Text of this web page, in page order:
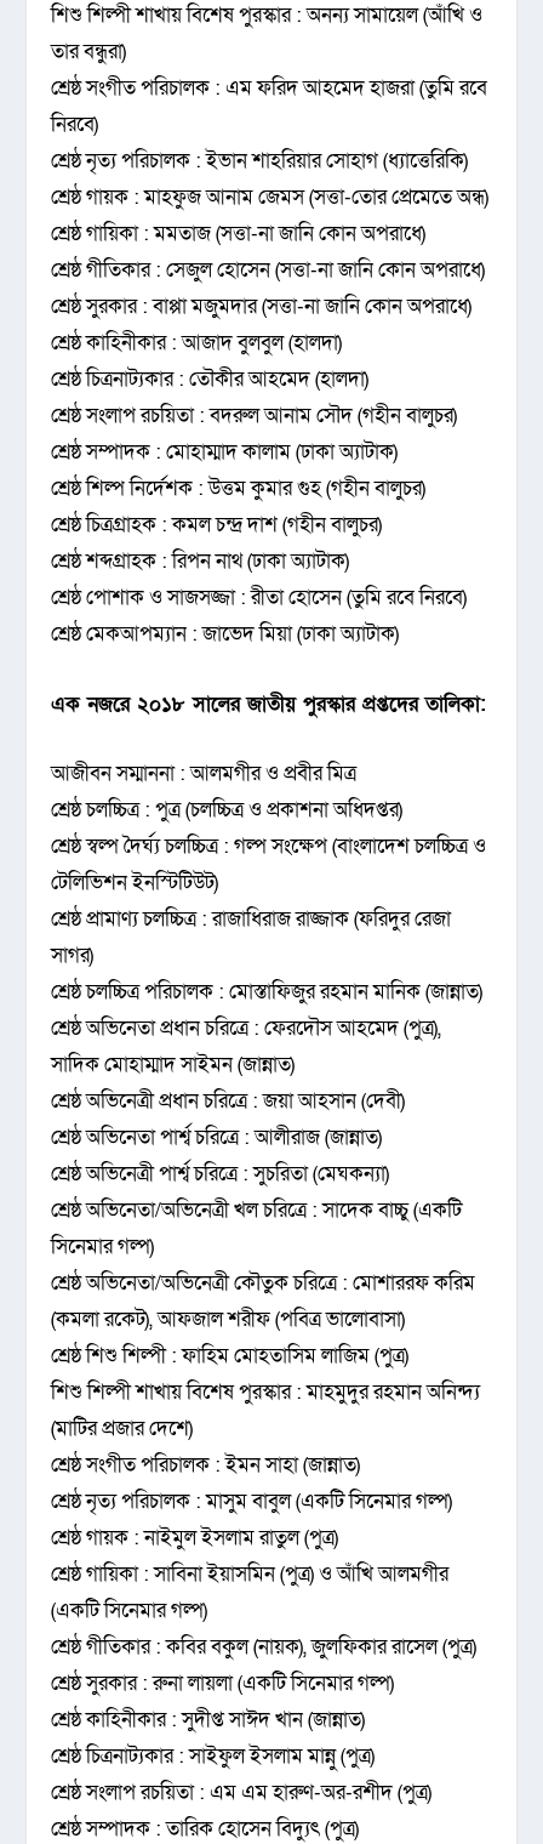
শিশু শিল্পী শাখায় বিশেষ পুরস্কার : অনন্য সামায়েল (আঁখি ও
তার বন্ধুরা)
শ্রেষ্ঠ সংগীত পরিচালক : এম ফরিদ আহমেদ হাজরা (তুমি রবে
নিরবে)
শ্রেষ্ঠ নৃত্য পরিচালক : ইভান শাহরিয়ার সোহাগ (ধ্যাত্তেরিকি)
শ্রেষ্ঠ গায়ক : মাহফুজ আনাম জেমস (সত্তা-তোর প্রেমেতে অন্ধ)
শ্রেষ্ঠ গায়িকা : মমতাজ (সত্তা-না জানি কোন অপরাধে)
শ্রেষ্ঠ গীতিকার : সেজুল হোসেন (সত্তা-না জানি কোন অপরাধে)
শ্রেষ্ঠ সুরকার : বাপ্পা মজুমদার (সত্তা-না জানি কোন অপরাধে)
শ্রেষ্ঠ কাহিনীকার : আজাদ বুলবুল (হালদা)
শ্রেষ্ঠ চিত্রনাট্যকার : তৌকীর আহমেদ (হালদা)
শ্রেষ্ঠ সংলাপ রচয়িতা : বদরুল আনাম সৌদ (গহীন বালুচর)
শ্রেষ্ঠ সম্পাদক : মোহাম্মাদ কালাম (ঢাকা অ্যাটাক)
শ্রেষ্ঠ শিল্প নির্দেশক : উত্তম কুমার গুহ (গহীন বালুচর)
শ্রেষ্ঠ চিত্রগ্রাহক : কমল চন্দ্র দাশ (গহীন বালুচর)
শ্রেষ্ঠ শব্দগ্রাহক : রিপন নাথ (ঢাকা অ্যাটাক)
শ্রেষ্ঠ পোশাক ও সাজসজ্জা : রীতা হোসেন (তুমি রবে নিরবে)
শ্রেষ্ঠ মেকআপম্যান : জাভেদ মিয়া (ঢাকা অ্যাটাক)
এক নজরে ২০১৮ সালের জাতীয় পুরস্কার প্রপ্তদের তালিকা:
আজীবন সম্মাননা : আলমগীর ও প্রবীর মিত্র
শ্রেষ্ঠ চলচ্চিত্র : পুত্র (চলচ্চিত্র ও প্রকাশনা অধিদপ্তর)
শ্রেষ্ঠ স্বল্প দৈর্ঘ্য চলচ্চিত্র : গল্প সংক্ষেপ (বাংলাদেশ চলচ্চিত্র ও
টেলিভিশন ইনস্টিটিউট)
শ্রেষ্ঠ প্রামাণ্য চলচ্চিত্র : রাজাধিরাজ রাজ্জাক (ফরিদুর রেজা
সাগর)
শ্রেষ্ঠ চলচ্চিত্র পরিচালক : মোস্তাফিজুর রহমান মানিক (জান্নাত)
শ্রেষ্ঠ অভিনেতা প্রধান চরিত্রে : ফেরদৌস আহমেদ (পুত্র),
সাদিক মোহাম্মাদ সাইমন (জান্নাত)
শ্রেষ্ঠ অভিনেত্রী প্রধান চরিত্রে : জয়া আহসান (দেবী)
শ্রেষ্ঠ অভিনেতা পার্শ্ব চরিত্রে : আলীরাজ (জান্নাত)
শ্রেষ্ঠ অভিনেত্রী পার্শ্ব চরিত্রে : সুচরিতা (মেঘকন্যা)
শ্রেষ্ঠ অভিনেতা/অভিনেত্রী খল চরিত্রে : সাদেক বাচ্চু (একটি
সিনেমার গল্প)
শ্রেষ্ঠ অভিনেতা/অভিনেত্রী কৌতুক চরিত্রে : মোশাররফ করিম
(কমলা রকেট), আফজাল শরীফ (পবিত্র ভালোবাসা)
শ্রেষ্ঠ শিশু শিল্পী : ফাহিম মোহতাসিম লাজিম (পুত্র)
শিশু শিল্পী শাখায় বিশেষ পুরস্কার : মাহমুদুর রহমান অনিন্দ্য
(মাটির প্রজার দেশে)
শ্রেষ্ঠ সংগীত পরিচালক : ইমন সাহা (জান্নাত)
শ্রেষ্ঠ নৃত্য পরিচালক : মাসুম বাবুল (একটি সিনেমার গল্প)
শ্রেষ্ঠ গায়ক : নাইমুল ইসলাম রাতুল (পুত্র)
শ্রেষ্ঠ গায়িকা : সাবিনা ইয়াসমিন (পুত্র) ও আঁখি আলমগীর
(একটি সিনেমার গল্প)
শ্রেষ্ঠ গীতিকার : কবির বকুল (নায়ক), জুলফিকার রাসেল (পুত্র)
শ্রেষ্ঠ সুরকার : রুনা লায়লা (একটি সিনেমার গল্প)
শ্রেষ্ঠ কাহিনীকার : সুদীপ্ত সাঈদ খান (জান্নাত)
শ্রেষ্ঠ চিত্রনাট্যকার : সাইফুল ইসলাম মান্নু (পুত্র)
শ্রেষ্ঠ সংলাপ রচয়িতা : এম এম হারুণ-অর-রশীদ (পুত্র)
শ্রেষ্ঠ সম্পাদক : তারিক হোসেন বিদ্যুৎ (পুত্র)